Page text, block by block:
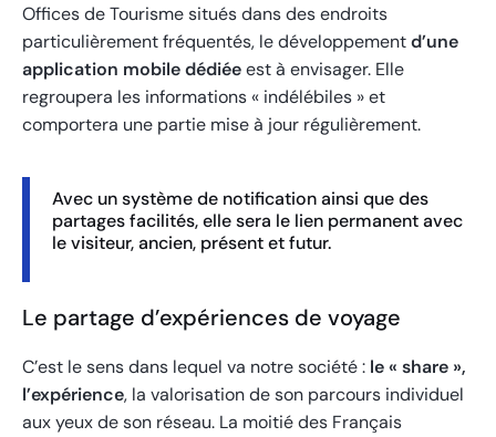
Offices de Tourisme situés dans des endroits
particulièrement fréquentés, le développementd’une
application mobile dédiéeest à envisager. Elle
regroupera les informations « indélébiles » et
comportera une partie mise à jour régulièrement.
Avec un système de notification ainsi que des
partages facilités, elle sera le lien permanent avec
le visiteur, ancien, présent et futur.
Le partage d’expériences de voyage
C’est le sens dans lequel va notre société : le « share »,
l’expérience, la valorisation de son parcours individuel
aux yeux de son réseau. La moitié des Français